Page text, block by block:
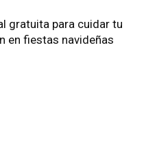
gratuita para cuidar tu
en fiestas navideñas